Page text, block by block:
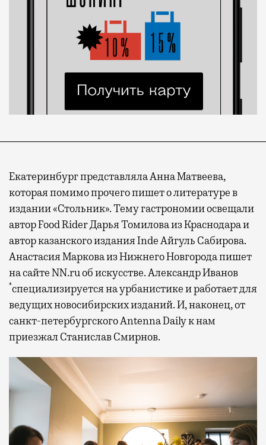
Екатеринбург представляла Анна Матвеева,
которая помимо прочего пишет о литературе в
издании «Стольник». Тему гастрономии освещали
автор Food Rider Дарья Томилова из Краснодара и
автор казанского издания Inde Айгуль Сабирова.
Анастасия Маркова из Нижнего Новгорода пишет
на сайте NN.ru об искусстве. Александр Иванов
*специализируется на урбанистике и работает для
ведущих новосибирских изданий. И, наконец, от
санкт-петербургского Antenna Daily к нам
приезжал Станислав Смирнов.